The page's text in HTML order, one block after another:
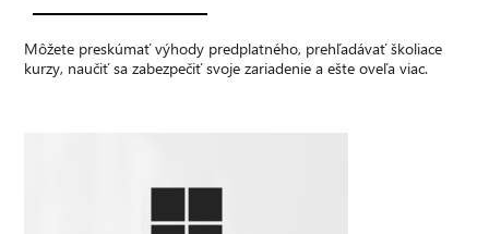
Môžete preskúmať výhody predplatného, prehľadávať školiace
kurzy, naučiť sa zabezpečiť svoje zariadenie a ešte oveľa viac.